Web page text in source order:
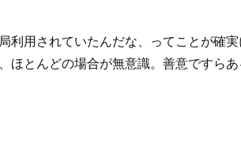
利用されていたんだな、ってことが確
ほとんどの場合が無意識。善意ですら